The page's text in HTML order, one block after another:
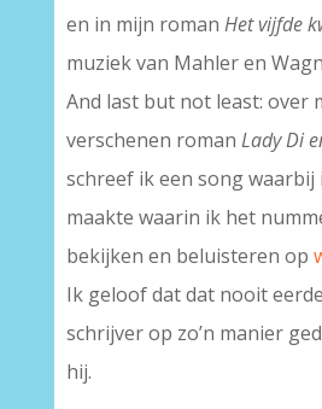
en in mijn roman Het vijfde
muziek van Mahler en
And last but not least: over
verschenen roman Lady Di
schreef ik een song waarbij
maakte waarin ik het
bekijken en beluisteren op
Ik geloof dat dat nooit
schrijver op zo’n manier
hij.